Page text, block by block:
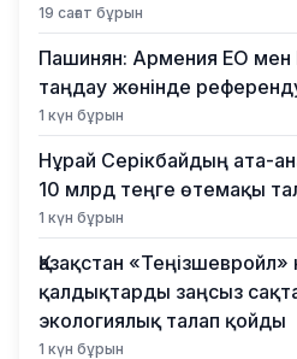
19 сағат бұрын
Пашинян: Армения ЕО
таңдау жөнінде
1 күн бұрын
Нұрай Серікбайдың ата-
10 млрд теңге өтемақы
1 күн бұрын
Қазақстан
қалдықтарды заңсыз
экологиялық талап қойды
1 күн бұрын